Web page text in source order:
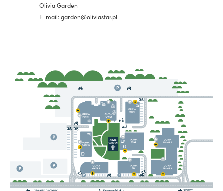
Olivia Garden
E-mail: garden@oliviastar.pl